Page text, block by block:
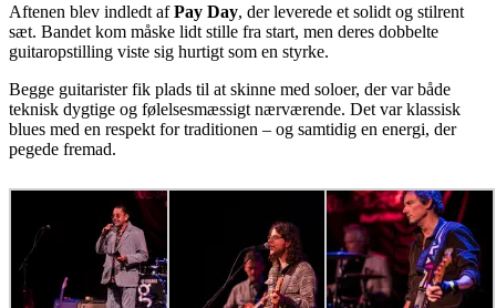
Aftenen blev indledt afPay Day, der leverede et solidt og stilrent
sæt. Bandet kom måske lidt stille fra start, men deres dobbelte
guitaropstilling viste sig hurtigt som en styrke.
Begge guitarister fik plads til at skinne med soloer, der var både
teknisk dygtige og følelsesmæssigt nærværende. Det var klassisk
blues med en respekt for traditionen – og samtidig en energi, der
pegede fremad.